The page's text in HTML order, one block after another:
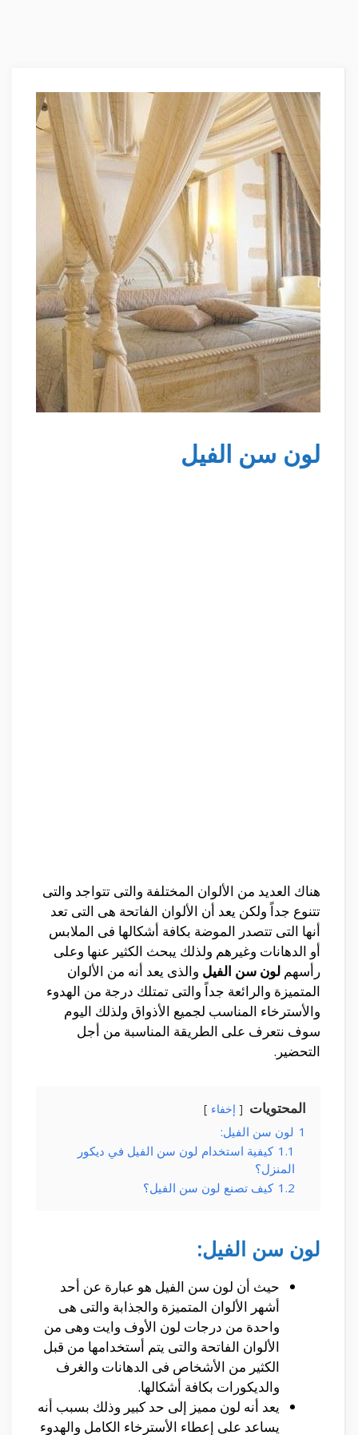
لون سن الفيل
هناك العديد من الألوان المختلفة والتى تتواجد والتى
تتنوع جداً ولكن يعد أن الألوان الفاتحة هى التى تعد
أنها التى تتصدر الموضة بكافة أشكالها فى الملابس
أو الدهانات وغيرهم ولذلك يبحث الكثير عنها وعلى
رأسهم لون سن الفيل والذى يعد أنه من الألوان
المتميزة والرائعة جداً والتى تمتلك درجة من الهدوء
والأسترخاء المناسب لجميع الأذواق ولذلك اليوم
سوف نتعرف على الطريقة المناسبة من أجل
التحضير.
المحتويات إخفاء
1 لون سن الفيل:
1.1 كيفية استخدام لون سن الفيل في ديكور
المنزل؟
1.2 كيف تصنع لون سن الفيل؟
لون سن الفيل:
حيث أن لون سن الفيل هو عبارة عن أحد
أشهر الألوان المتميزة والجذابة والتى هى
واحدة من درجات لون الأوف وايت وهى من
الألوان الفاتحة والتى يتم أستخدامها من قبل
الكثير من الأشخاص فى الدهانات والغرف
والديكورات بكافة أشكالها.
يعد أنه لون مميز إلى حد كبير وذلك بسبب أنه
يساعد على إعطاء الأسترخاء الكامل والهدوء